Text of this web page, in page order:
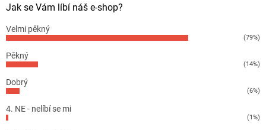
Jak se Vám líbí náš e-shop?
Velmi pěkný
(79%)
Pěkný
(14%)
Dobrý
(6%)
4. NE - nelíbí se mi
(1%)